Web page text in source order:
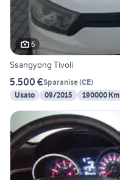
6
Ssangyong Tivoli
5.500 €Sparanise(CE)
Usato
09/2015 190000 Km